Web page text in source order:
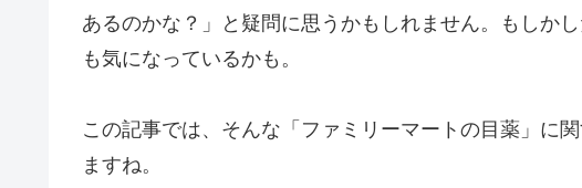
あるのかな？」と疑問に思うかもしれません。もしか
も気になっているかも。
この記事では、そんな「ファミリーマートの目薬」に
ますね。